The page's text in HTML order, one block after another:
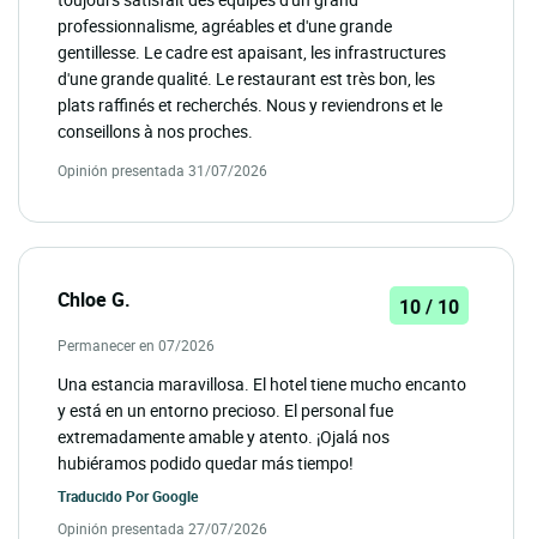
professionnalisme, agréables et d'une grande
gentillesse. Le cadre est apaisant, les infrastructures
d'une grande qualité. Le restaurant est très bon, les
plats raffinés et recherchés. Nous y reviendrons et le
conseillons à nos proches.
Opinión presentada 31/07/2026
Chloe G. 10 / 10
Permanecer en 07/2026
Una estancia maravillosa. El hotel tiene mucho encanto
y está en un entorno precioso. El personal fue
extremadamente amable y atento. ¡Ojalá nos
hubiéramos podido quedar más tiempo!
Traducido PorGoogle
Opinión presentada 27/07/2026